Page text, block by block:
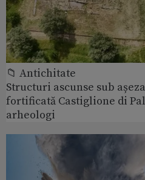
📁 Antichitate
Structuri ascunse sub
fortificată Castiglione di
arheologi